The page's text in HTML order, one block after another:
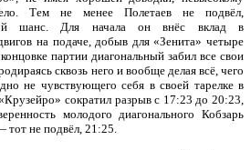
Тем не менее Полетаев не подвёл,
шанс. Для начала он внёс вклад в
на подаче, добыв для «Зенита» четыре
партии диагональный забил все свои
сквозь него и вообще делая всё, чего
не чувствующего себя в своей тарелке в
сократил разрыв с 17:23 до 20:23,
молодого диагонального Кобзарь
тот не подвёл, 21:25.